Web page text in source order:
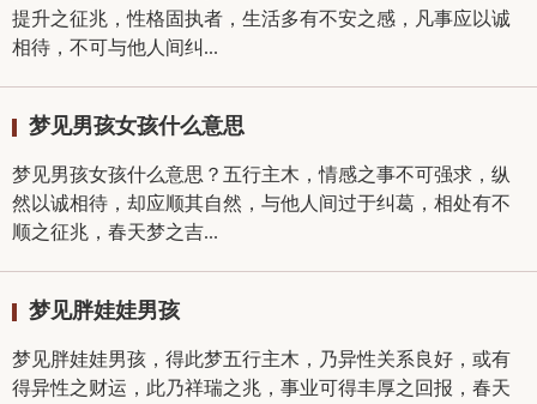
提升之征兆，性格固执者，生活多有不安之感，凡事应以诚
相待，不可与他人间纠...
梦见男孩女孩什么意思
梦见男孩女孩什么意思？五行主木，情感之事不可强求，纵
然以诚相待，却应顺其自然，与他人间过于纠葛，相处有不
顺之征兆，春天梦之吉...
梦见胖娃娃男孩
梦见胖娃娃男孩，得此梦五行主木，乃异性关系良好，或有
得异性之财运，此乃祥瑞之兆，事业可得丰厚之回报，春天